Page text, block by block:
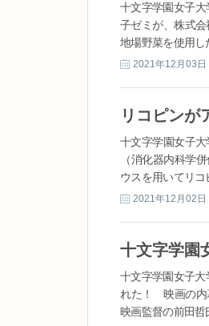
十文字学園女子
子ゼミが、株式
地場野菜を使用
2021年12月03日
リコピンが
十文字学園女子
（消化器内科学
ウスを用いてリ
2021年12月02日
十文字学園女子
れた！ 映画の内
映画監督の前田哲